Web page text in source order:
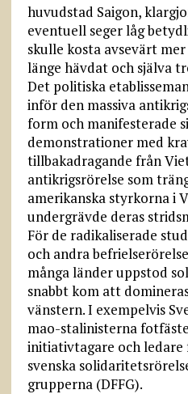
huvudstad Saigon,
eventuell seger låg
skulle kosta avsevärt
länge hävdat och själva
Det politiska
inför den massiva
form och manifesterade
demonstrationer med
tillbakadragande från
antikrigsrörelse som
amerikanska styrkorna i
undergrävde deras
För de radikaliserade
och andra
många länder uppstod
snabbt kom att
vänstern. I exempelvis
mao-stalinisterna
initiativtagare och ledare
svenska
grupperna (DFFG).